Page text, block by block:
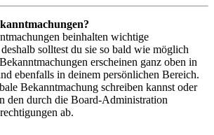
beinhalten wichtige
solltest du sie so bald wie möglich
erscheinen ganz oben in
ebenfalls in deinem persönlichen Bereich.
Bekanntmachung schreiben kannst oder
den durch die Board-Administration
ab.